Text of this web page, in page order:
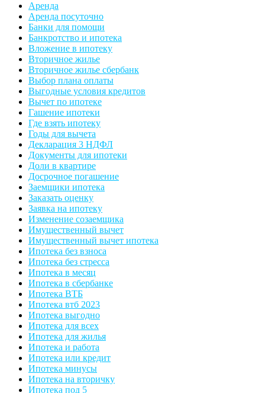
Аренда
Аренда посуточно
Банки для помощи
Банкротство и ипотека
Вложение в ипотеку
Вторичное жилье
Вторичное жилье сбербанк
Выбор плана оплаты
Выгодные условия кредитов
Вычет по ипотеке
Гашение ипотеки
Где взять ипотеку
Годы для вычета
Декларация 3 НДФЛ
Документы для ипотеки
Доли в квартире
Досрочное погашение
Заемщики ипотека
Заказать оценку
Заявка на ипотеку
Изменение созаемщика
Имущественный вычет
Имущественный вычет ипотека
Ипотека без взноса
Ипотека без стресса
Ипотека в месяц
Ипотека в сбербанке
Ипотека ВТБ
Ипотека втб 2023
Ипотека выгодно
Ипотека для всех
Ипотека для жилья
Ипотека и работа
Ипотека или кредит
Ипотека минусы
Ипотека на вторичку
Ипотека под 5